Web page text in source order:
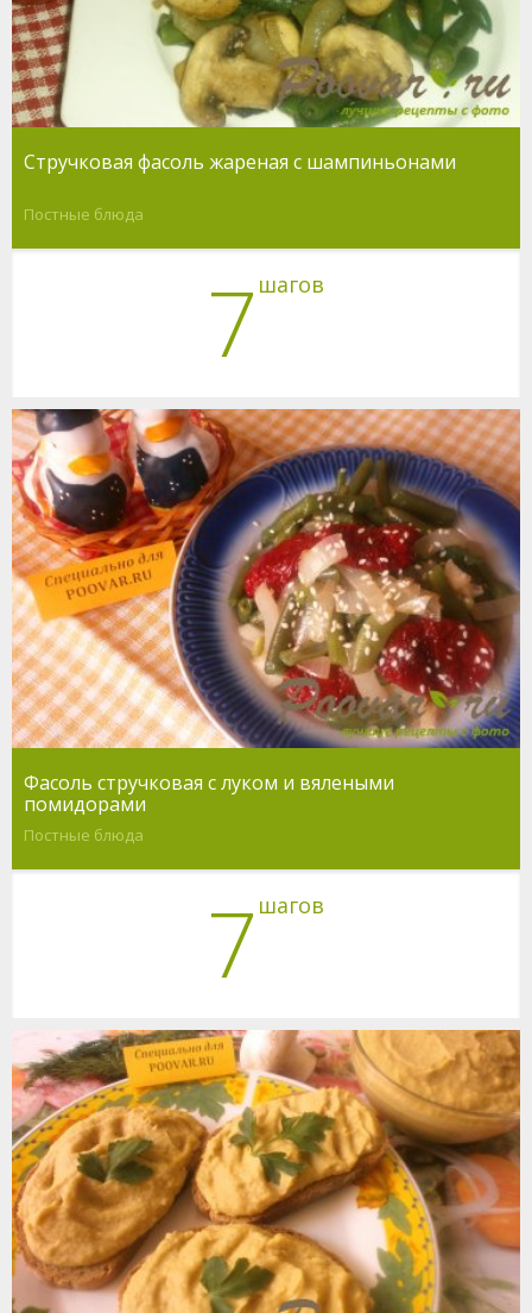
Стручковая фасоль жареная с шампиньонами
Постные блюда
7 шагов
Фасоль стручковая с луком и вялеными
помидорами
Постные блюда
7 шагов